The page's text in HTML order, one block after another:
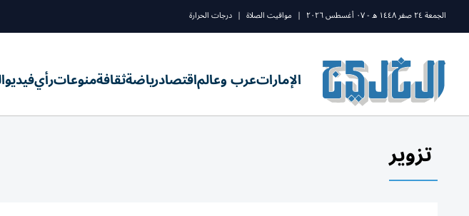
الجمعة ٢٤ صفر ١٤٤٨ ه - ٠٧ أغسطس ٢٠٢٦ | مواقيت الصلاة | درجات الحرارة
الإماراتعرب وعالماقتصادرياضةثقافةمنوعاترأيفيديو
تزوير